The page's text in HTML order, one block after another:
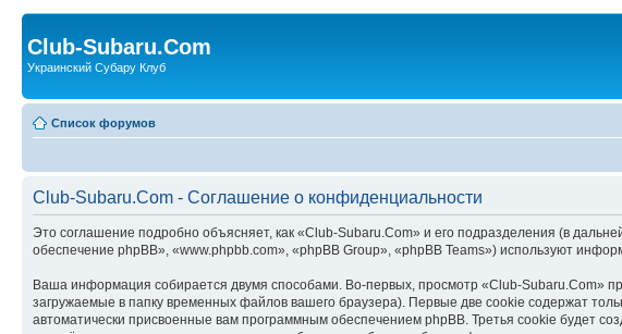
Club-Subaru.Com
Украинский Субару Клуб
Список форумов
Club-Subaru.Com - Соглашение о конфиденциальности
Это соглашение подробно объясняет, как «Club-Subaru.Com» и его подразделения (в
обеспечение phpBB», «www.phpbb.com», «phpBB Group», «phpBB Teams») используют
Ваша информация собирается двумя способами. Во-первых, просмотр «Club-Subaru.Com»
загружаемые в папку временных файлов вашего браузера). Первые две cookie содержат
автоматически присвоенные вам программным обеспечением phpBB. Третья cookie будет